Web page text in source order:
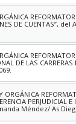
DE
DE LAS
PERJUDICIAL
Méndez/ As